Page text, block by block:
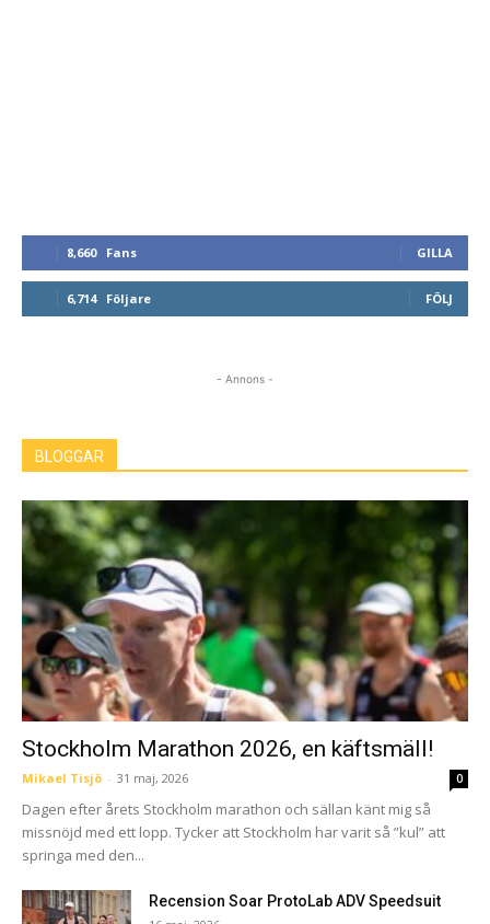
8,660 Fans GILLA
6,714 Följare FÖLJ
- Annons -
BLOGGAR
Stockholm Marathon 2026, en käftsmäll!
Mikael Tisjö - 31 maj, 2026 0
Dagen efter årets Stockholm marathon och sällan känt mig så
missnöjd med ett lopp. Tycker att Stockholm har varit så ”kul” att
springa med den...
Recension Soar ProtoLab ADV Speedsuit